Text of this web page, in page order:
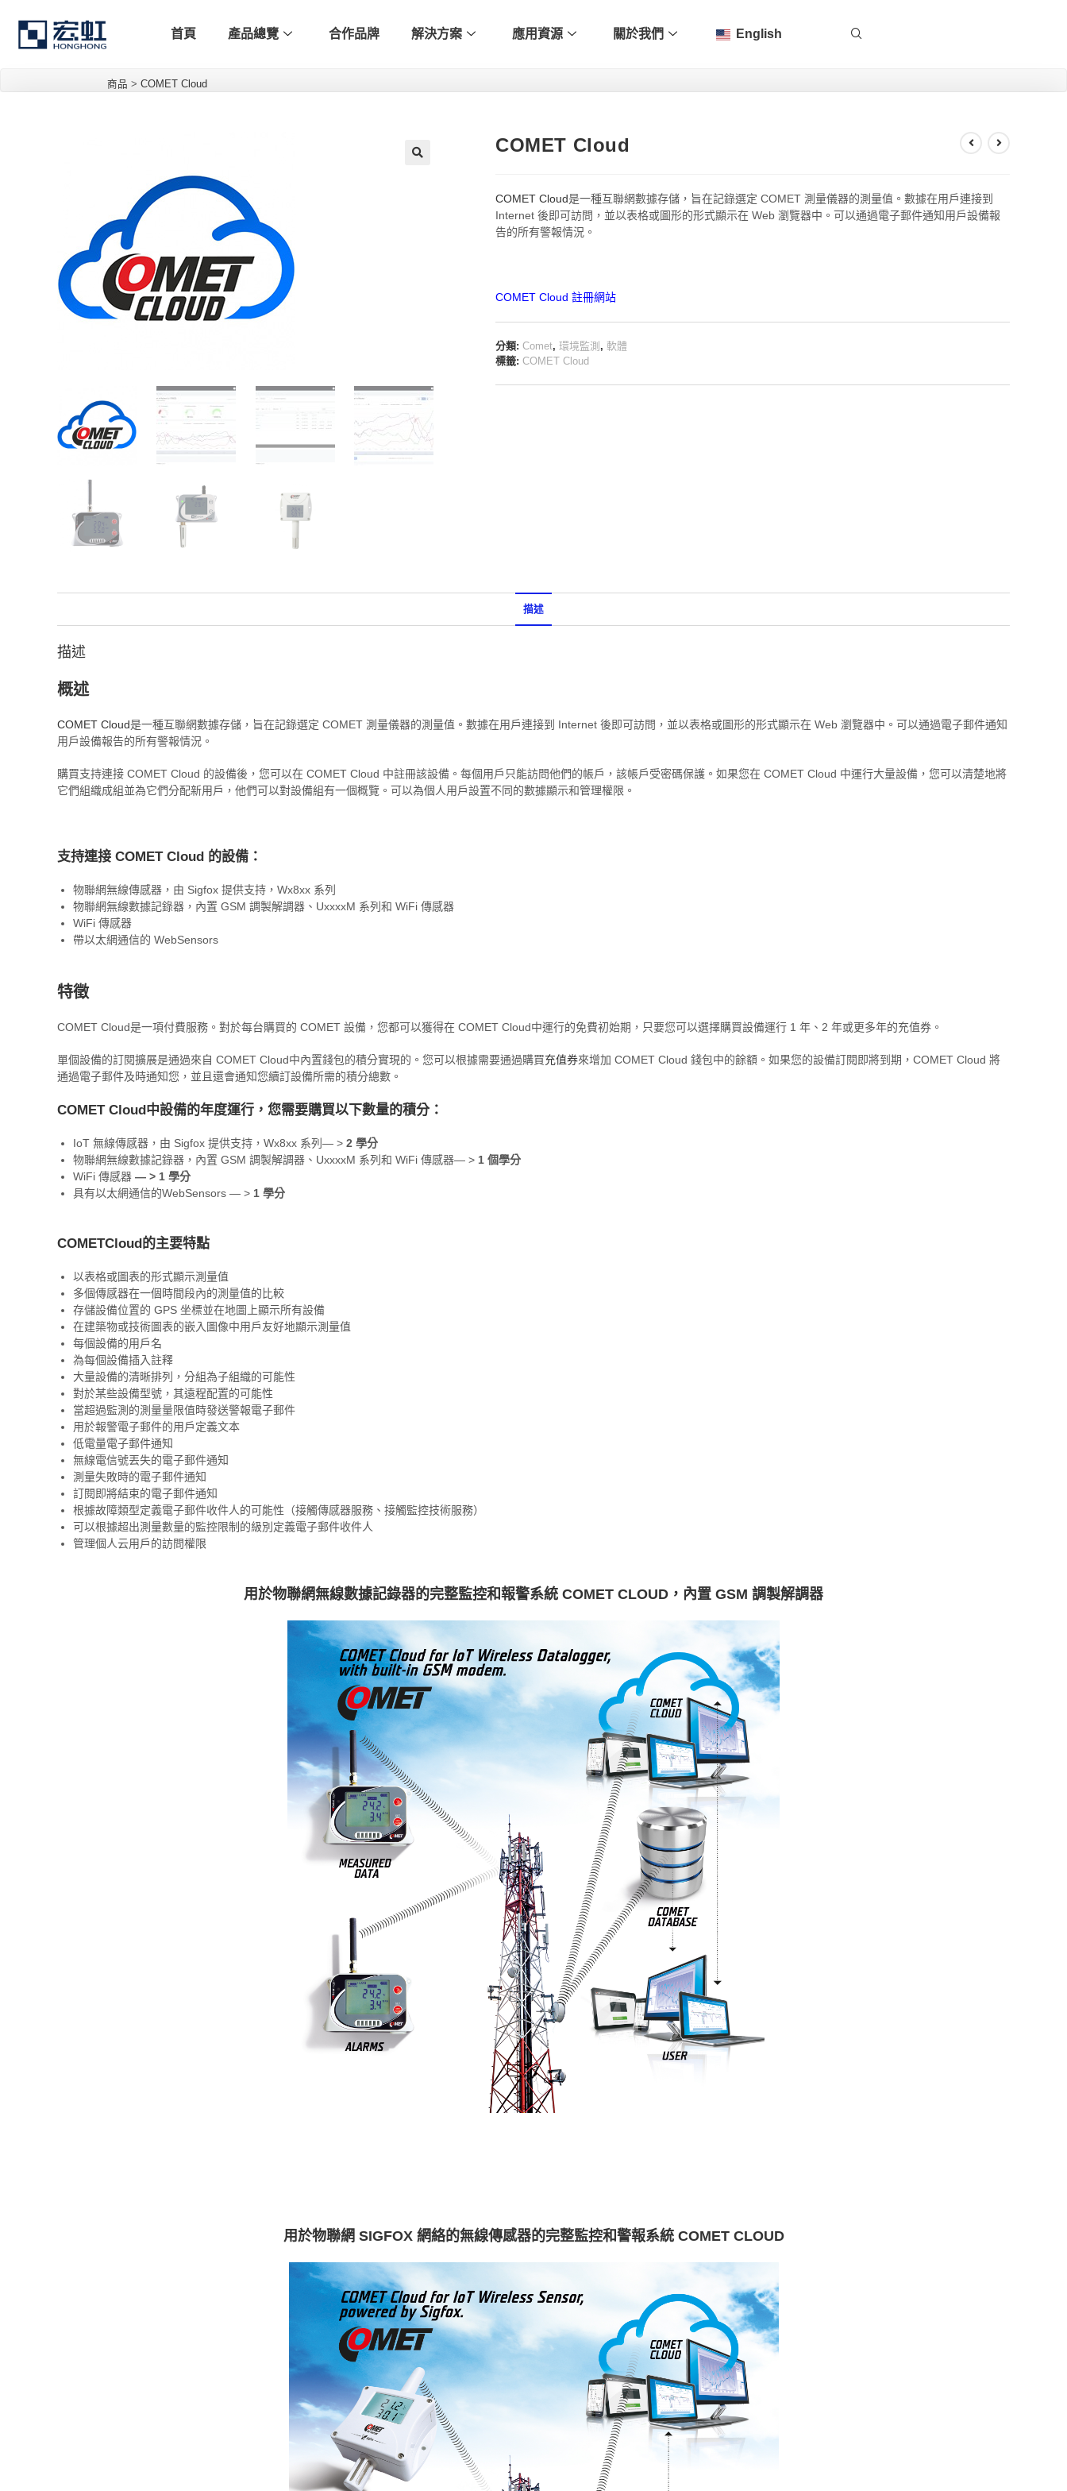
首頁 產品總覽 合作品牌 解決方案 應用資源 關於我們 English
商品 >COMET Cloud
COMET Cloud
COMET Cloud是一種互聯網數據存儲，旨在記錄選定 COMET 測量儀器的測量值。數據在用戶連接到
Internet 後即可訪問，並以表格或圖形的形式顯示在 Web 瀏覽器中。可以通過電子郵件通知用戶設備報
告的所有警報情況。
COMET Cloud 註冊網站
分類: Comet, 環境監測 , 軟體
標籤: COMET Cloud
描述
描述
概述
COMET Cloud是一種互聯網數據存儲，旨在記錄選定 COMET 測量儀器的測量值。數據在用戶連接到 Internet 後即可訪問，並以表格或圖形的形式顯示在 Web 瀏覽器中。可以通過電子郵件通知
用戶設備報告的所有警報情況。
購買支持連接 COMET Cloud 的設備後，您可以在 COMET Cloud 中註冊該設備。每個用戶只能訪問他們的帳戶，該帳戶受密碼保護。如果您在 COMET Cloud 中運行大量設備，您可以清楚地將
它們組織成組並為它們分配新用戶，他們可以對設備組有一個概覽。可以為個人用戶設置不同的數據顯示和管理權限。
支持連接 COMET Cloud 的設備：
物聯網無線傳感器，由 Sigfox 提供支持，Wx8xx 系列
物聯網無線數據記錄器，內置 GSM 調製解調器、UxxxxM 系列和 WiFi 傳感器
WiFi 傳感器
帶以太網通信的 WebSensors
特徵
COMET Cloud是一項付費服務。對於每台購買的 COMET 設備，您都可以獲得在 COMET Cloud中運行的免費初始期，只要您可以選擇購買設備運行 1 年、2 年或更多年的充值券。
單個設備的訂閱擴展是通過來自 COMET Cloud中內置錢包的積分實現的。您可以根據需要通過購買充值券來增加 COMET Cloud 錢包中的餘額。如果您的設備訂閱即將到期，COMET Cloud 將
通過電子郵件及時通知您，並且還會通知您續訂設備所需的積分總數。
COMET Cloud中設備的年度運行，您需要購買以下數量的積分：
IoT 無線傳感器，由 Sigfox 提供支持，Wx8xx 系列— ˃ 2 學分
物聯網無線數據記錄器，內置 GSM 調製解調器、UxxxxM 系列和 WiFi 傳感器— ˃ 1 個學分
WiFi 傳感器 — ˃ 1 學分
具有以太網通信的WebSensors — ˃ 1 學分
COMETCloud的主要特點
以表格或圖表的形式顯示測量值
多個傳感器在一個時間段內的測量值的比較
存儲設備位置的 GPS 坐標並在地圖上顯示所有設備
在建築物或技術圖表的嵌入圖像中用戶友好地顯示測量值
每個設備的用戶名
為每個設備插入註釋
大量設備的清晰排列，分組為子組織的可能性
對於某些設備型號，其遠程配置的可能性
當超過監測的測量量限值時發送警報電子郵件
用於報警電子郵件的用戶定義文本
低電量電子郵件通知
無線電信號丟失的電子郵件通知
測量失敗時的電子郵件通知
訂閱即將結束的電子郵件通知
根據故障類型定義電子郵件收件人的可能性（接觸傳感器服務、接觸監控技術服務）
可以根據超出測量數量的監控限制的級別定義電子郵件收件人
管理個人云用戶的訪問權限
用於物聯網無線數據記錄器的完整監控和報警系統 COMET CLOUD，內置 GSM 調製解調器
用於物聯網 SIGFOX 網絡的無線傳感器的完整監控和警報系統 COMET CLOUD